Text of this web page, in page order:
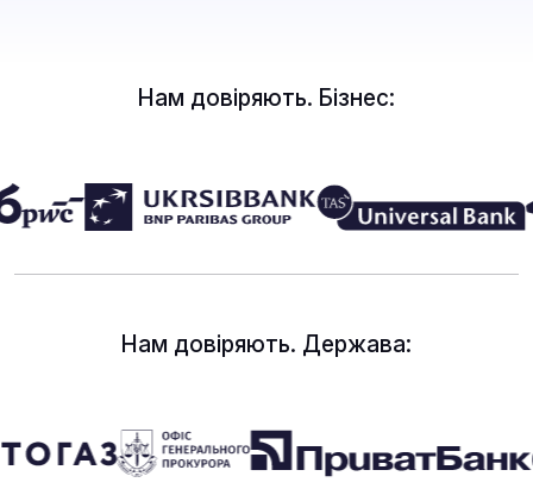
Нам довіряють. Бізнес:
Нам довіряють. Держава: